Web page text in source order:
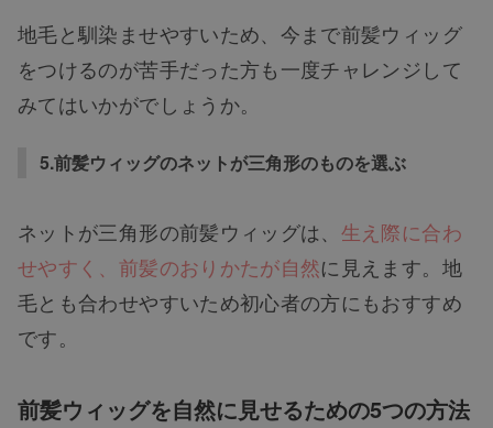
地毛と馴染ませやすいため、今まで前髪ウィッグ
をつけるのが苦手だった方も一度チャレンジして
みてはいかがでしょうか。
5.前髪ウィッグのネットが三角形のものを選ぶ
ネットが三角形の前髪ウィッグは、 生え際に合わ
せやすく、前髪のおりかたが自然に見えます。地
毛とも合わせやすいため初心者の方にもおすすめ
です。
前髪ウィッグを自然に見せるための5つの方法